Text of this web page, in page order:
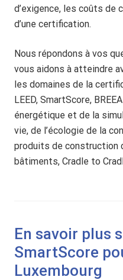
d’exigence, les coûts
d’une certification.
Nous répondons à vos
vous aidons à atteindre
les domaines de la
LEED, SmartScore,
énergétique et de la
vie, de l’écologie de la
produits de construction
bâtiments, Cradle to
En savoir plus
SmartScore
Luxembourg